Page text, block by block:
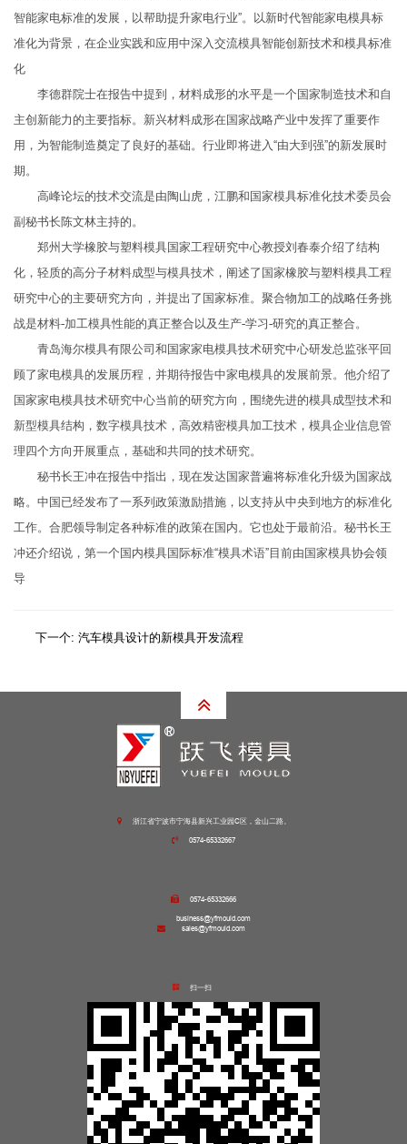
智能家电标准的发展，以帮助提升家电行业”。以新时代智能家电模具标
准化为背景，在企业实践和应用中深入交流模具智能创新技术和模具标准
化
李德群院士在报告中提到，材料成形的水平是一个国家制造技术和自
主创新能力的主要指标。新兴材料成形在国家战略产业中发挥了重要作
用，为智能制造奠定了良好的基础。行业即将进入“由大到强”的新发展时
期。
高峰论坛的技术交流是由陶山虎，江鹏和国家模具标准化技术委员会
副秘书长陈文林主持的。
郑州大学橡胶与塑料模具国家工程研究中心教授刘春泰介绍了结构
化，轻质的高分子材料成型与模具技术，阐述了国家橡胶与塑料模具工程
研究中心的主要研究方向，并提出了国家标准。聚合物加工的战略任务挑
战是材料-加工模具性能的真正整合以及生产-学习-研究的真正整合。
青岛海尔模具有限公司和国家家电模具技术研究中心研发总监张平回
顾了家电模具的发展历程，并期待报告中家电模具的发展前景。他介绍了
国家家电模具技术研究中心当前的研究方向，围绕先进的模具成型技术和
新型模具结构，数字模具技术，高效精密模具加工技术，模具企业信息管
理四个方向开展重点，基础和共同的技术研究。
秘书长王冲在报告中指出，现在发达国家普遍将标准化升级为国家战
略。中国已经发布了一系列政策激励措施，以支持从中央到地方的标准化
工作。合肥领导制定各种标准的政策在国内。它也处于最前沿。秘书长王
冲还介绍说，第一个国内模具国际标准“模具术语”目前由国家模具协会领
导
下一个: 汽车模具设计的新模具开发流程
浙江省宁波市宁海县新兴工业园C区，金山二路。
0574-65332667
0574-65332666
business@yfmould.com
sales@yfmould.com
扫一扫